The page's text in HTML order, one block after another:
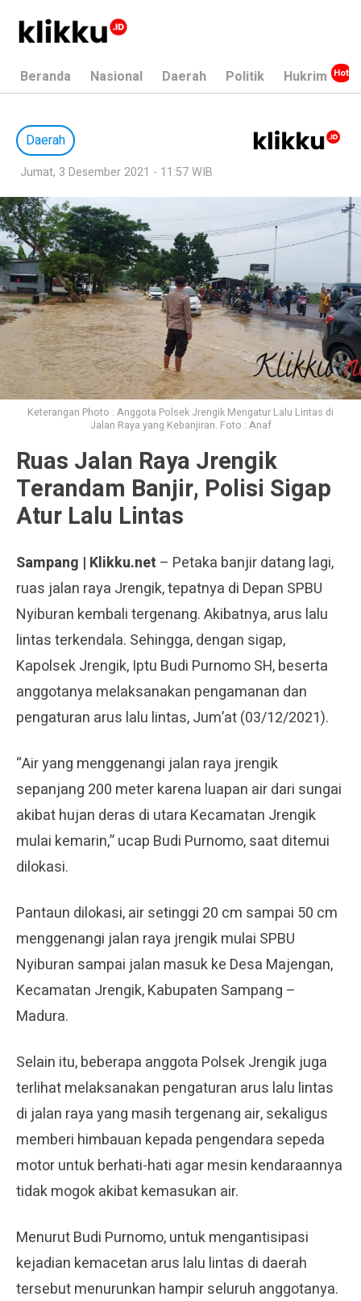
Beranda Nasional Daerah Politik Hukrim
Daerah
Jumat, 3 Desember 2021 - 11:57 WIB
Keterangan Photo : Anggota Polsek Jrengik Mengatur Lalu Lintas di
Jalan Raya yang Kebanjiran. Foto : Anaf
Ruas Jalan Raya Jrengik
Terandam Banjir, Polisi Sigap
Atur Lalu Lintas
Sampang | Klikku.net – Petaka banjir datang lagi,
ruas jalan raya Jrengik, tepatnya di Depan SPBU
Nyiburan kembali tergenang. Akibatnya, arus lalu
lintas terkendala. Sehingga, dengan sigap,
Kapolsek Jrengik, Iptu Budi Purnomo SH, beserta
anggotanya melaksanakan pengamanan dan
pengaturan arus lalu lintas, Jum’at (03/12/2021).
“Air yang menggenangi jalan raya jrengik
sepanjang 200 meter karena luapan air dari sungai
akibat hujan deras di utara Kecamatan Jrengik
mulai kemarin,” ucap Budi Purnomo, saat ditemui
dilokasi.
Pantaun dilokasi, air setinggi 20 cm sampai 50 cm
menggenangi jalan raya jrengik mulai SPBU
Nyiburan sampai jalan masuk ke Desa Majengan,
Kecamatan Jrengik, Kabupaten Sampang –
Madura.
Selain itu, beberapa anggota Polsek Jrengik juga
terlihat melaksanakan pengaturan arus lalu lintas
di jalan raya yang masih tergenang air, sekaligus
memberi himbauan kepada pengendara sepeda
motor untuk berhati-hati agar mesin kendaraannya
tidak mogok akibat kemasukan air.
Menurut Budi Purnomo, untuk mengantisipasi
kejadian kemacetan arus lalu lintas di daerah
tersebut menurunkan hampir seluruh anggotanya.